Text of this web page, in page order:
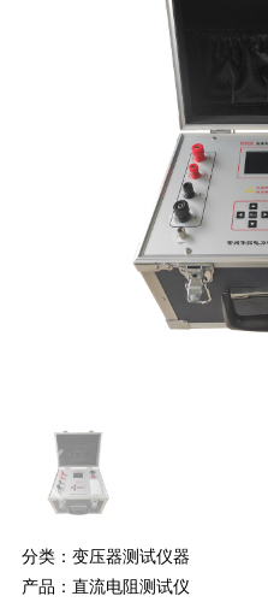
分类：变压器测试仪器
产品：直流电阻测试仪